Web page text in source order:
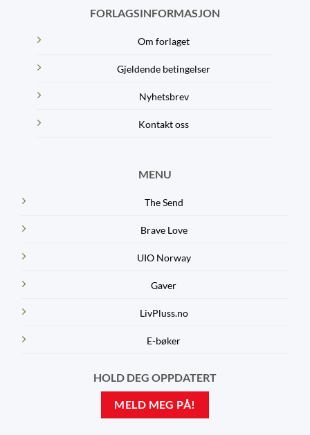
FORLAGSINFORMASJON
Om forlaget
Gjeldende betingelser
Nyhetsbrev
Kontakt oss
MENU
The Send
Brave Love
UIO Norway
Gaver
LivPluss.no
E-bøker
HOLD DEG OPPDATERT
MELD MEG PÅ!